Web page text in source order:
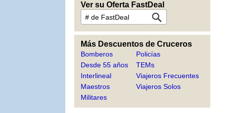
Ver su Oferta FastDeal
Más Descuentos de Cruceros
Bomberos
Desde 55 años
Interlineal
Maestros
Militares
Policías
TEMs
Viajeros Frecuentes
Viajeros Solos